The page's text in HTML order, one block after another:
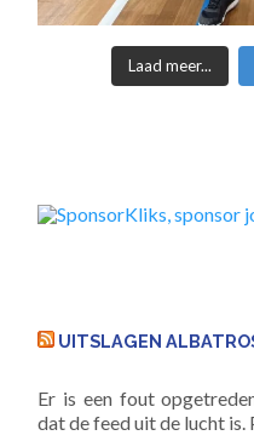
Laad meer...
UITSLAGEN
Er is een fout
dat de feed uit de lucht is.